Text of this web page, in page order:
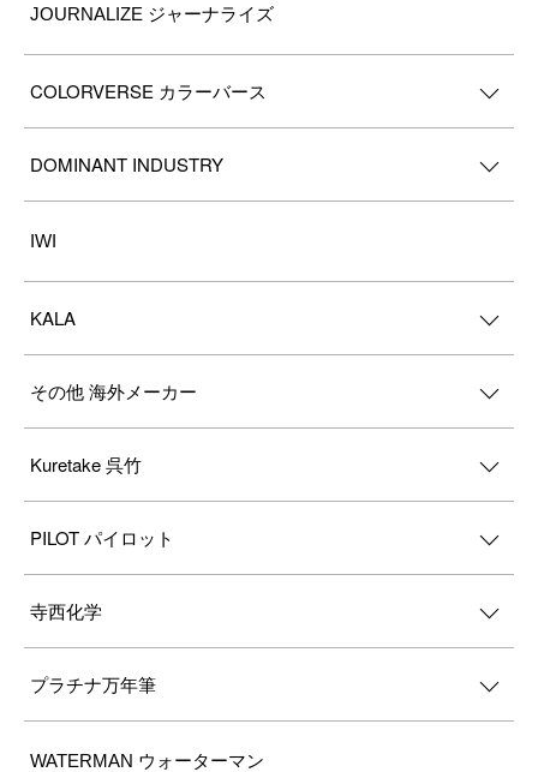
JOURNALIZE ジャーナライズ
COLORVERSE カラーバース
DOMINANT INDUSTRY
IWI
KALA
その他 海外メーカー
Kuretake 呉竹
PILOT パイロット
寺西化学
プラチナ万年筆
WATERMAN ウォーターマン